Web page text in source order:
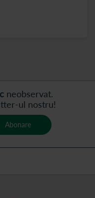
neobservat.
ul nostru!
Abonare